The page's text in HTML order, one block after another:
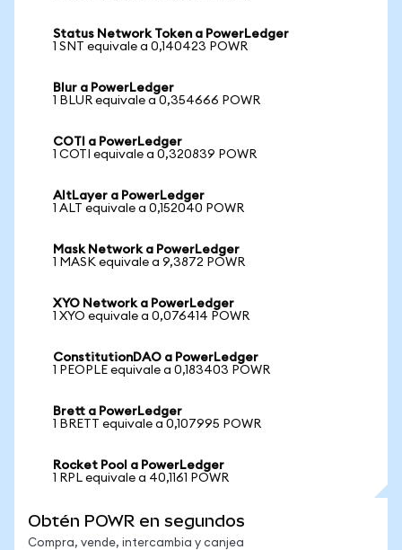
Status Network Token a PowerLedger
1 SNT equivale a 0,140423 POWR
Blur a PowerLedger
1 BLUR equivale a 0,354666 POWR
COTI a PowerLedger
1 COTI equivale a 0,320839 POWR
AltLayer a PowerLedger
1 ALT equivale a 0,152040 POWR
Mask Network a PowerLedger
1 MASK equivale a 9,3872 POWR
XYO Network a PowerLedger
1 XYO equivale a 0,076414 POWR
ConstitutionDAO a PowerLedger
1 PEOPLE equivale a 0,183403 POWR
Brett a PowerLedger
1 BRETT equivale a 0,107995 POWR
Rocket Pool a PowerLedger
1 RPL equivale a 40,1161 POWR
Obtén POWR en segundos
Compra, vende, intercambia y canjea